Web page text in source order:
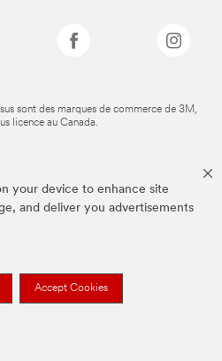
your device to enhance site
and deliver you advertisements
Accept Cookies
sont des marques de commerce de 3M,
licence au Canada.